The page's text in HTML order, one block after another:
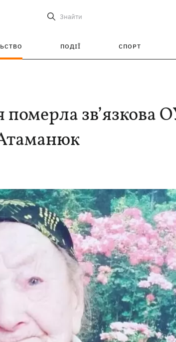
Знайти
ПОДІЇ СПОРТ
померла зв’язкова